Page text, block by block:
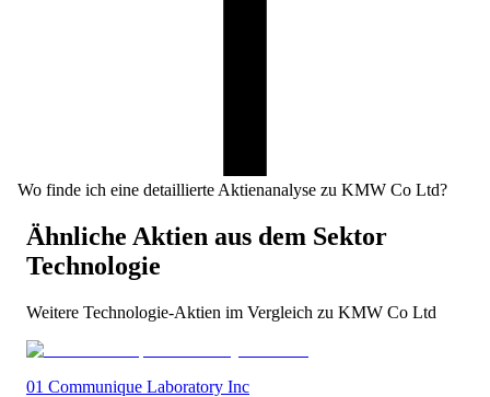
Wo finde ich eine detaillierte Aktienanalyse zu KMW Co Ltd?
Ähnliche Aktien aus dem Sektor
Technologie
Weitere Technologie-Aktien im Vergleich zu KMW Co Ltd
01 Communique Laboratory Inc